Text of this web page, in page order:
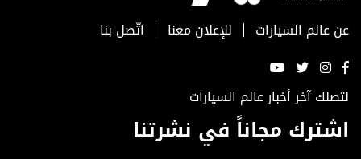
عن عالم السيارات للإعلان معنا اتّصل بنا
لتصلك آخر أخبار عالم السيارات
اشترك مجاناً في نشرتنا